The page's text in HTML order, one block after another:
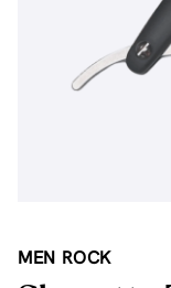
MEN ROCK